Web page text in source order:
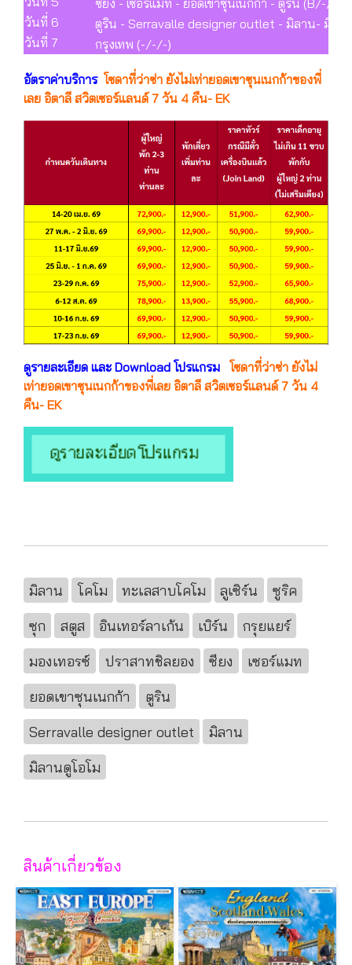
วันที่ 6
ตูริน - Serravalle designer outlet - มิลาน- มิล
วันที่ 7
กรุงเทพ (-/-/-)
อัตราค่าบริการโซดาที่ว่าซ่า ยังไม่เท่ายอดเขาซุนเนกก้าของพี่
เลย อิตาลี สวิตเซอร์แลนด์ 7 วัน 4 คืน- EK
ดูรายละเอียด และ Download โปรแกรม โซดาที่ว่าซ่า ยังไม่
เท่ายอดเขาซุนเนกก้าของพี่เลย อิตาลี สวิตเซอร์แลนด์ 7 วัน 4
คืน- EK
มิลาน โคโม ทะเลสาบโคโม ลูเซิร์น
ซูริค
ซุก
สตูส อินเทอร์ลาเก้น เบิร์น
กรุยแยร์
มองเทอรซ์
ปราสาทชิลยอง ซียง
เซอร์แมท
ยอดเขาซุนเนกก้า
ตูริน
Serravalle designer outlet
มิลาน
มิลานดูโอโม
สินค้าเกี่ยวข้อง